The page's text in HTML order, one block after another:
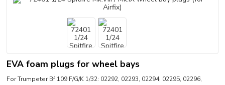
EVA foam plugs for wheel bays
For Trumpeter Bf 109 F/G/K 1/32: 02292, 02293, 02294, 02295, 02296,